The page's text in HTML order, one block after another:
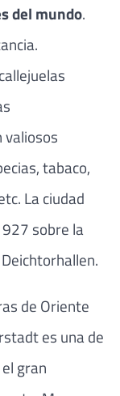
del mundo.
tabaco,
La ciudad
sobre la
de Oriente
es una de
gran